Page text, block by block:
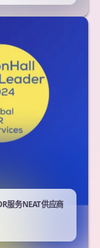
服务NEAT供应商